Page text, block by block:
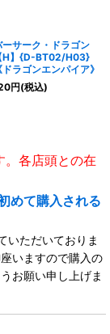
ーサーク・ドラゴン
H】{D-BT02/H03}
ドラゴンエンパイア》
円(税込)
。各店頭との在
めて購入される
いただいておりま
いますので購入の
お願い申し上げま